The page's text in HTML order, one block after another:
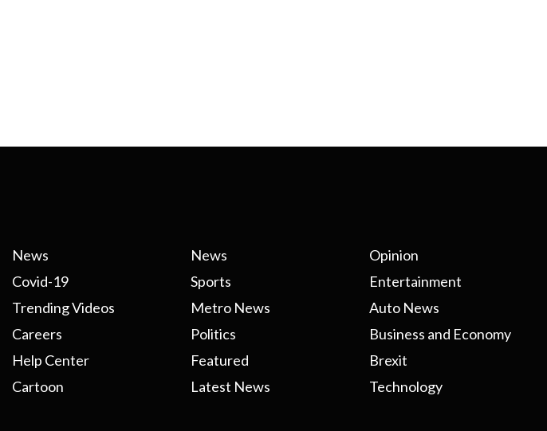
News
Covid-19
Trending Videos
Careers
Help Center
Cartoon
News
Sports
Metro News
Politics
Featured
Latest News
Opinion
Entertainment
Auto News
Business and Economy
Brexit
Technology